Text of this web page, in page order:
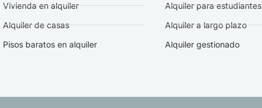
Vivienda en alquiler
Alquiler de casas
Pisos baratos en alquiler
Alquiler para estudiantes
Alquiler a largo plazo
Alquiler gestionado